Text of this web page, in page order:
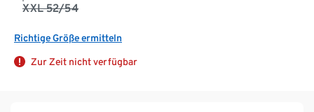
XXL 52/54
Richtige Größe ermitteln
Zur Zeit nicht verfügbar